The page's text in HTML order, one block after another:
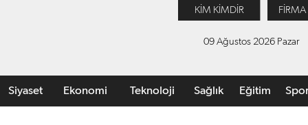
KİM KİMDİR FİRMA
09 Ağustos 2026 Pazar
Siyaset Ekonomi Teknoloji Sağlık Eğitim